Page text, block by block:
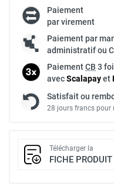
Paiement
par virement
Paiement par
administratif ou
PaiementCB 3
avecScalapayet
Satisfait ou
28 jours francs pour
Télécharger la
FICHE PRODUIT